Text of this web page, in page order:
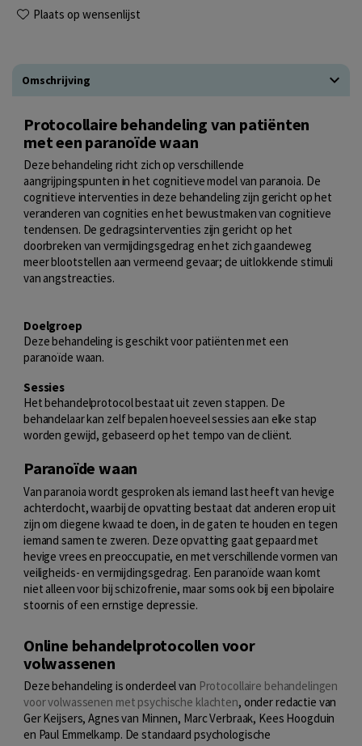
Plaats op wensenlijst
Omschrijving
Protocollaire behandeling van patiënten
met een paranoïde waan
Deze behandeling richt zich op verschillende
aangrijpingspunten in het cognitieve model van paranoia. De
cognitieve interventies in deze behandeling zijn gericht op het
veranderen van cognities en het bewustmaken van cognitieve
tendensen. De gedragsinterventies zijn gericht op het
doorbreken van vermijdingsgedrag en het zich gaandeweg
meer blootstellen aan vermeend gevaar; de uitlokkende stimuli
van angstreacties.
Doelgroep
Deze behandeling is geschikt voor patiënten met een
paranoïde waan.
Sessies
Het behandelprotocol bestaat uit zeven stappen. De
behandelaar kan zelf bepalen hoeveel sessies aan elke stap
worden gewijd, gebaseerd op het tempo van de cliënt.
Paranoïde waan
Van paranoia wordt gesproken als iemand last heeft van hevige
achterdocht, waarbij de opvatting bestaat dat anderen erop uit
zijn om diegene kwaad te doen, in de gaten te houden en tegen
iemand samen te zweren. Deze opvatting gaat gepaard met
hevige vrees en preoccupatie, en met verschillende vormen van
veiligheids- en vermijdingsgedrag. Een paranoïde waan komt
niet alleen voor bij schizofrenie, maar soms ook bij een bipolaire
stoornis of een ernstige depressie.
Online behandelprotocollen voor
volwassenen
Deze behandeling is onderdeel van Protocollaire behandelingen
voor volwassenen met psychische klachten, onder redactie van
Ger Keijsers, Agnes van Minnen, Marc Verbraak, Kees Hoogduin
en Paul Emmelkamp. De standaard psychologische